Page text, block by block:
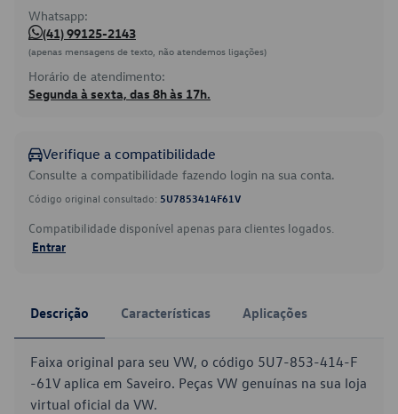
Whatsapp:
(41) 99125-2143
(apenas mensagens de texto, não atendemos ligações)
Horário de atendimento:
Segunda à sexta, das 8h às 17h.
Verifique a compatibilidade
Consulte a compatibilidade fazendo login na sua conta.
Código original consultado: 5U7853414F61V
Compatibilidade disponível apenas para clientes logados.
Entrar
Descrição Características Aplicações
Faixa original para seu VW, o código 5U7-853-414-F
-61V aplica em Saveiro. Peças VW genuínas na sua loja
virtual oficial da VW.